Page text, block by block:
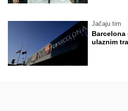
Jačaju tim
ulaznim